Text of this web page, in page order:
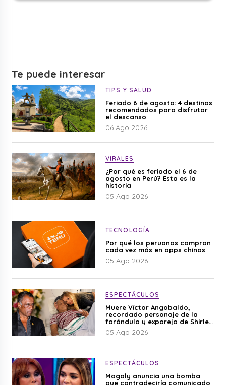
Te puede interesar
TIPS Y SALUD
Feriado 6 de agosto: 4 destinos
recomendados para disfrutar
el descanso
06 Ago 2026
VIRALES
¿Por qué es feriado el 6 de
agosto en Perú? Esta es la
historia
05 Ago 2026
TECNOLOGÍA
Por qué los peruanos compran
cada vez más en apps chinas
05 Ago 2026
ESPECTÁCULOS
Muere Víctor Angobaldo,
recordado personaje de la
farándula y expareja de Shirley
Cherres
05 Ago 2026
ESPECTÁCULOS
Magaly anuncia una bomba
que contradeciría comunicado